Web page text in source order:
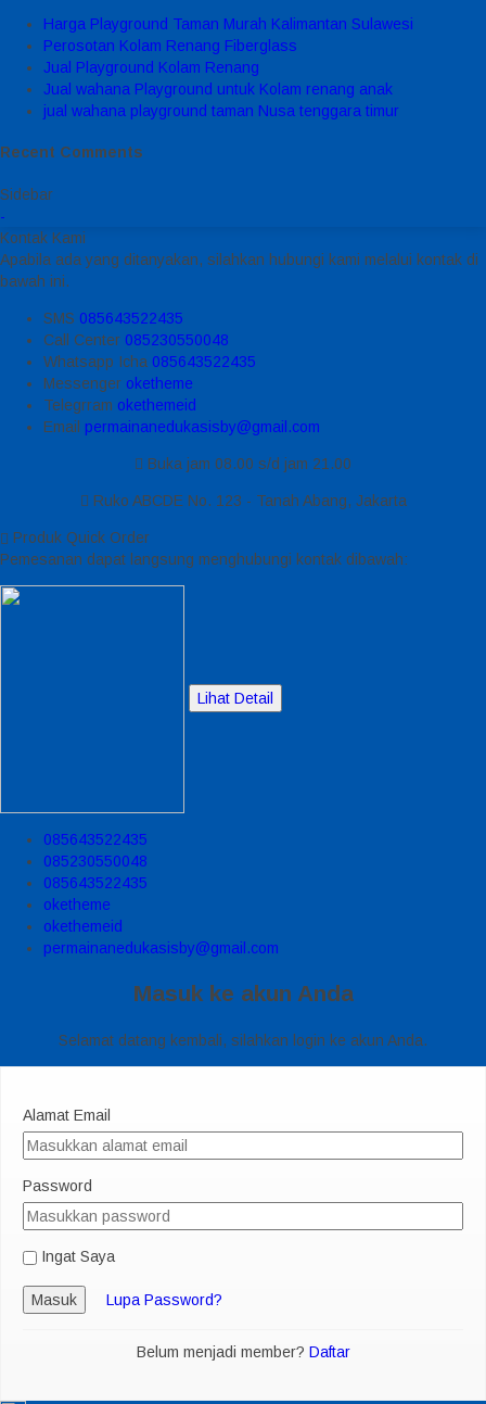
Harga Playground Taman Murah Kalimantan Sulawesi
Perosotan Kolam Renang Fiberglass
Jual Playground Kolam Renang
Jual wahana Playground untuk Kolam renang anak
jual wahana playground taman Nusa tenggara timur
Recent Comments
Sidebar
-
Kontak Kami
Apabila ada yang ditanyakan, silahkan hubungi kami melalui kontak di
bawah ini.
SMS 085643522435
Call Center 085230550048
Whatsapp Icha 085643522435
Messenger oketheme
Telegrram okethemeid
Email permainanedukasisby@gmail.com
Buka jam 08.00 s/d jam 21.00
Ruko ABCDE No. 123 - Tanah Abang, Jakarta
Produk Quick Order
Pemesanan dapat langsung menghubungi kontak dibawah:
Lihat Detail
085643522435
085230550048
085643522435
oketheme
okethemeid
permainanedukasisby@gmail.com
Masuk ke akun Anda
Selamat datang kembali, silahkan login ke akun Anda.
Alamat Email
Password
Ingat Saya
Masuk Lupa Password?
Belum menjadi member? Daftar